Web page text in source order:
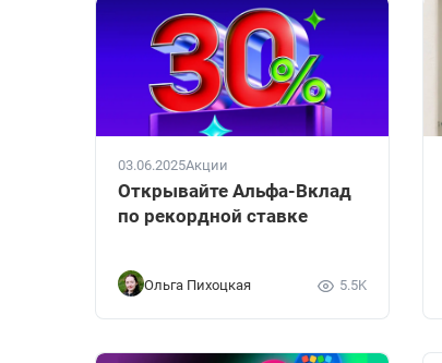
03.06.2025Акции
Открывайте Альфа-Вклад
по рекордной ставке
Ольга Пихоцкая 5.5K